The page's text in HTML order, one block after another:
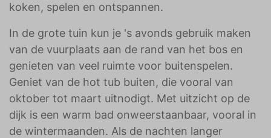
koken, spelen en ontspannen.
In de grote tuin kun je 's avonds gebruik maken
van de vuurplaats aan de rand van het bos en
genieten van veel ruimte voor buitenspelen.
Geniet van de hot tub buiten, die vooral van
oktober tot maart uitnodigt. Met uitzicht op de
dijk is een warm bad onweerstaanbaar, vooral in
de wintermaanden. Als de nachten langer